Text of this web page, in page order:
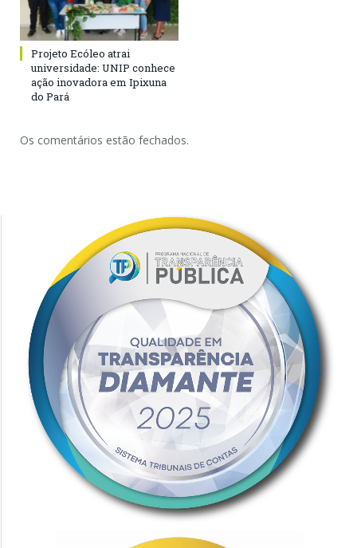
Projeto Ecóleo atrai
universidade: UNIP conhece
ação inovadora em Ipixuna
do Pará
Os comentários estão fechados.